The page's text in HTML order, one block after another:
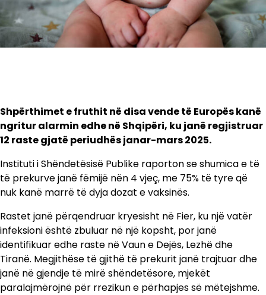
Shpërthimet e fruthit në disa vende të Europës kanë
ngritur alarmin edhe në Shqipëri, ku janë regjistruar
12 raste gjatë periudhës janar-mars 2025.
Instituti i Shëndetësisë Publike raporton se shumica e të
të prekurve janë fëmijë nën 4 vjeç, me 75% të tyre që
nuk kanë marrë të dyja dozat e vaksinës.
Rastet janë përqendruar kryesisht në Fier, ku një vatër
infeksioni është zbuluar në një kopsht, por janë
identifikuar edhe raste në Vaun e Dejës, Lezhë dhe
Tiranë. Megjithëse të gjithë të prekurit janë trajtuar dhe
janë në gjendje të mirë shëndetësore, mjekët
paralajmërojnë për rrezikun e përhapjes së mëtejshme.